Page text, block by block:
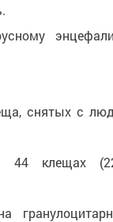
снятых с
44 клещах